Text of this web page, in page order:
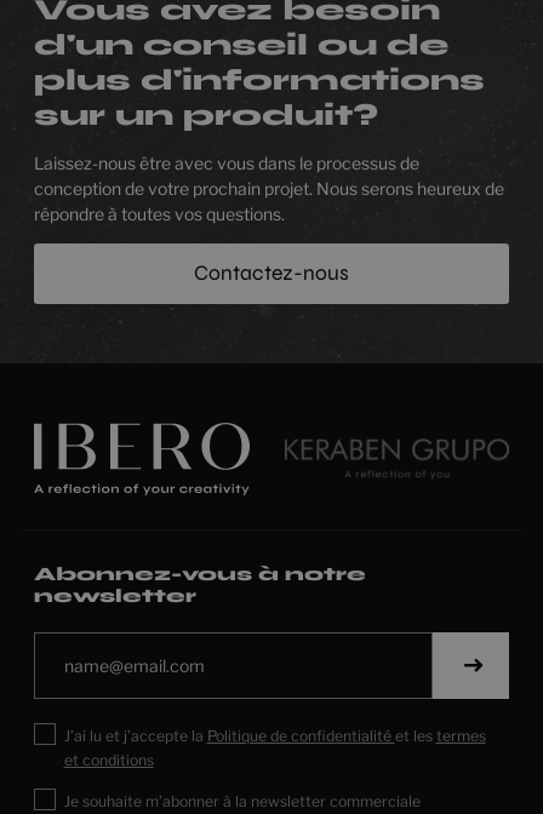
Vous avez besoin
d'un conseil ou de
plus d'informations
sur un produit?
Laissez-nous être avec vous dans le processus de
conception de votre prochain projet. Nous serons heureux de
répondre à toutes vos questions.
Contactez-nous
Abonnez-vous à notre
newsletter
J’ai lu et j’accepte la Politique de confidentialité et les termes
et conditions
Je souhaite m’abonner à la newsletter commerciale